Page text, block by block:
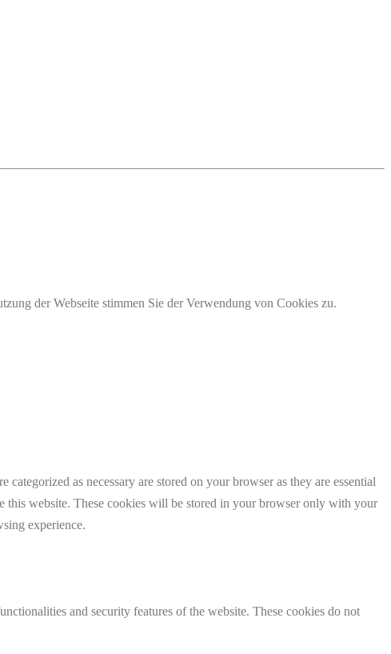
der Webseite stimmen Sie der Verwendung von Cookies zu.
as necessary are stored on your browser as they are essential
this website. These cookies will be stored in your browser only with your
experience.
and security features of the website. These cookies do not